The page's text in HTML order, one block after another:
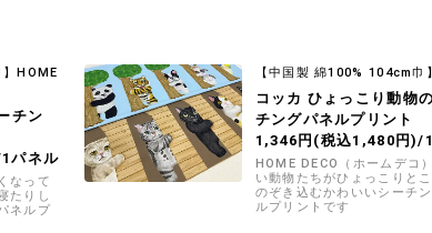
HOME
チン
パネル
なって
たりし
ネルプ
【中国製 綿100% 104cm巾】
コッカ ひょっこり動物
チングパネルプリント
1,346円(税込1,480円)/
HOME DECO（ホームデコ
い動物たちがひょっこりと
のぞき込むかわいいシーチ
ルプリントです